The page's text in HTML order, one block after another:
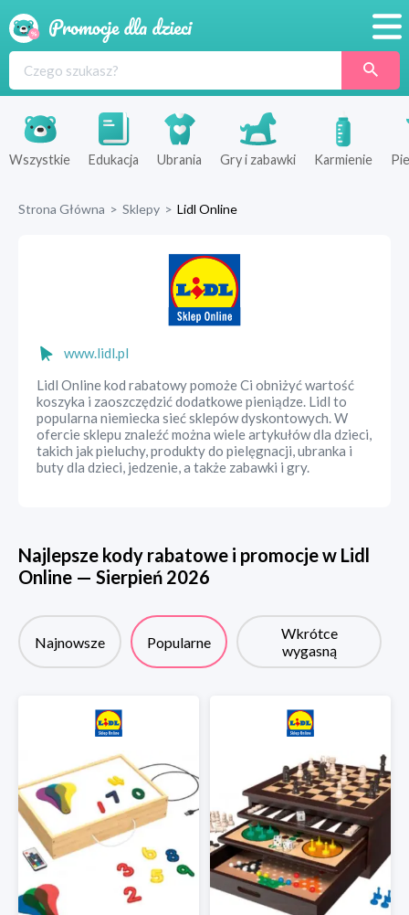
Produkty
Sklepy
Wszystkie Edukacja Ubrania Gry i zabawki Karmienie
Strona Główna > Sklepy > Lidl Online
www.lidl.pl
Lidl Online kod rabatowy pomoże Ci obniżyć wartość
koszyka i zaoszczędzić dodatkowe pieniądze. Lidl to
popularna niemiecka sieć sklepów dyskontowych. W
ofercie sklepu znaleźć można wiele artykułów dla dzieci,
takich jak pieluchy, produkty do pielęgnacji, ubranka i
buty dla dzieci, jedzenie, a także zabawki i gry.
Najlepsze kody rabatowe i promocje w Lidl
Online — Sierpień 2026
Najnowsze Popularne
Wkrótce
wygasną